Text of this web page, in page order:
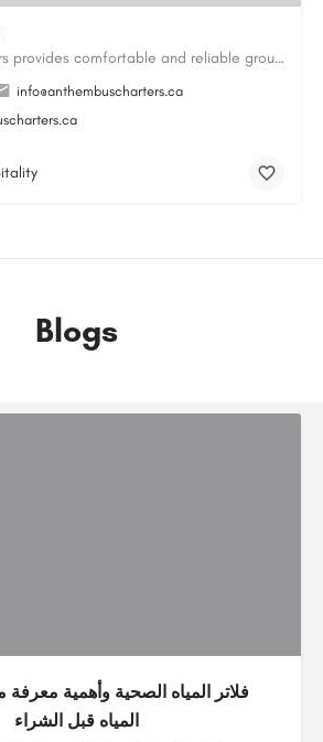
Anthem Bus Charters provides comfortable and reliable group transportation services across British Columbia.…
info@anthembuscharters.ca
Blogs
فلاتر المياه الصحية وأهمية
المياه قبل الشراء